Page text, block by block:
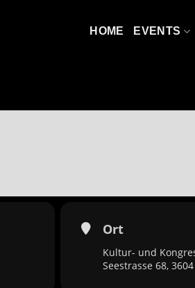
HOME EVENTS
Ort
Kultur- und
Seestrasse 68,